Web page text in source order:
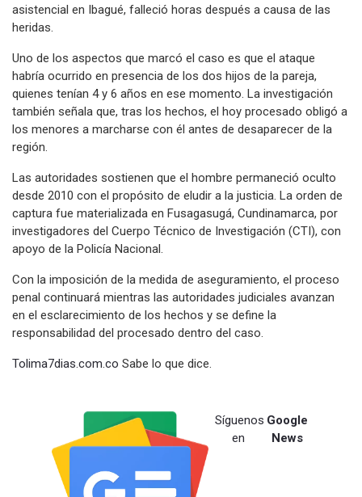
asistencial en Ibagué, falleció horas después a causa de las
heridas.
Uno de los aspectos que marcó el caso es que el ataque
habría ocurrido en presencia de los dos hijos de la pareja,
quienes tenían 4 y 6 años en ese momento. La investigación
también señala que, tras los hechos, el hoy procesado obligó a
los menores a marcharse con él antes de desaparecer de la
región.
Las autoridades sostienen que el hombre permaneció oculto
desde 2010 con el propósito de eludir a la justicia. La orden de
captura fue materializada en Fusagasugá, Cundinamarca, por
investigadores del Cuerpo Técnico de Investigación (CTI), con
apoyo de la Policía Nacional.
Con la imposición de la medida de aseguramiento, el proceso
penal continuará mientras las autoridades judiciales avanzan
en el esclarecimiento de los hechos y se define la
responsabilidad del procesado dentro del caso.
Tolima7dias.com.co Sabe lo que dice.
Síguenos
en
Google
News